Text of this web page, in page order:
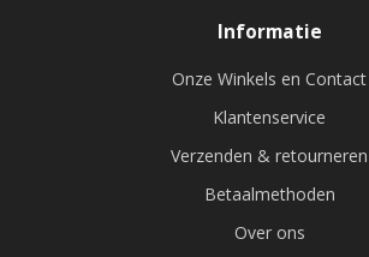
Informatie
Onze Winkels en Contact
Klantenservice
Verzenden & retourneren
Betaalmethoden
Over ons